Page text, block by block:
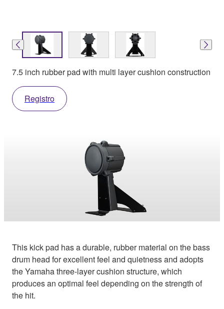
7.5 inch rubber pad with multi layer cushion construction
Registro
This kick pad has a durable, rubber material on the bass
drum head for excellent feel and quietness and adopts
the Yamaha three-layer cushion structure, which
produces an optimal feel depending on the strength of
the hit.